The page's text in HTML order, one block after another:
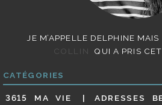
JE M’APPELLE DELPHINE MAIS
COLLIN
QUI A PRIS
CATÉGORIES
3615 MA VIE ADRESSES